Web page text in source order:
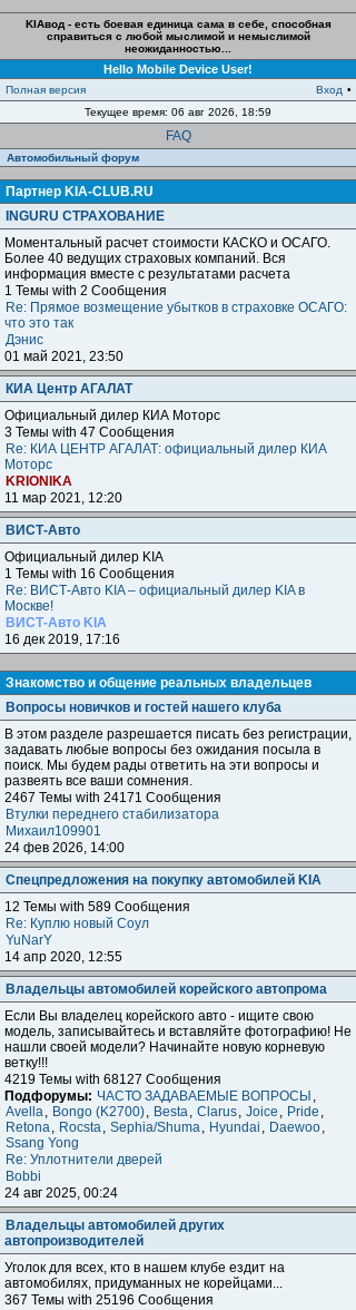
KIAвод - есть боевая единица сама в себе, способная
справиться с любой мыслимой и немыслимой
неожиданностью...
Hello Mobile Device User!
Полная версия Вход •
Текущее время: 06 авг 2026, 18:59
FAQ
Автомобильный форум
Партнер KIA-CLUB.RU
INGURU СТРАХОВАНИЕ
Моментальный расчет стоимости КАСКО и ОСАГО.
Более 40 ведущих страховых компаний. Вся
информация вместе с результатами расчета
1 Темы with 2 Сообщения
Re: Прямое возмещение убытков в страховке ОСАГО:
что это так
Дэнис
01 май 2021, 23:50
КИА Центр АГАЛАТ
Официальный дилер КИА Моторс
3 Темы with 47 Сообщения
Re: КИА ЦЕНТР АГАЛАТ: официальный дилер КИА
Моторс
KRIONIKA
11 мар 2021, 12:20
ВИСТ-Авто
Официальный дилер KIA
1 Темы with 16 Сообщения
Re: ВИСТ-Авто KIA – официальный дилер KIA в
Москве!
ВИСТ-Авто KIA
16 дек 2019, 17:16
Знакомство и общение реальных владельцев
Вопросы новичков и гостей нашего клуба
В этом разделе разрешается писать без регистрации,
задавать любые вопросы без ожидания посыла в
поиск. Мы будем рады ответить на эти вопросы и
развеять все ваши сомнения.
2467 Темы with 24171 Сообщения
Втулки переднего стабилизатора
Михаил109901
24 фев 2026, 14:00
Спецпредложения на покупку автомобилей KIA
12 Темы with 589 Сообщения
Re: Куплю новый Соул
YuNarY
14 апр 2020, 12:55
Владельцы автомобилей корейского автопрома
Если Вы владелец корейского авто - ищите свою
модель, записывайтесь и вставляйте фотографию! Не
нашли своей модели? Начинайте новую корневую
ветку!!!
4219 Темы with 68127 Сообщения
Подфорумы: ЧАСТО ЗАДАВАЕМЫЕ ВОПРОСЫ ,
Avella, Bongo (K2700), Besta, Clarus, Joice , Pride ,
Retona, Rocsta, Sephia/Shuma, Hyundai , Daewoo,
Ssang Yong
Re: Уплотнители дверей
Bobbi
24 авг 2025, 00:24
Владельцы автомобилей других
автопроизводителей
Уголок для всех, кто в нашем клубе ездит на
автомобилях, придуманных не корейцами...
367 Темы with 25196 Сообщения